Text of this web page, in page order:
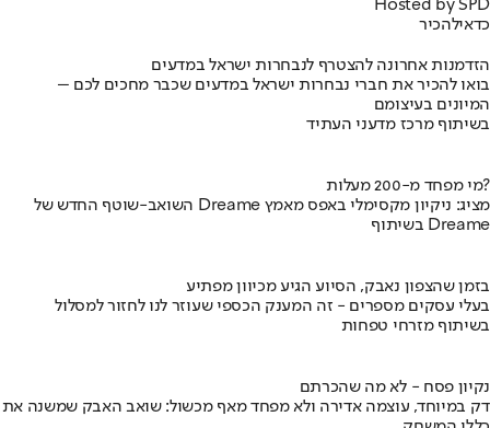
Hosted by SPD
כדאילהכיר
הזדמנות אחרונה להצטרף לנבחרות ישראל במדעים
בואו להכיר את חברי נבחרות ישראל במדעים שכבר מחכים לכם –
המיונים בעיצומם
בשיתוף מרכז מדעני העתיד
מי מפחד מ-200 מעלות?
השואב-שוטף החדש של Dreame מציג: ניקיון מקסימלי באפס מאמץ
בשיתוף Dreame
בזמן שהצפון נאבק, הסיוע הגיע מכיוון מפתיע
בעלי עסקים מספרים - זה המענק הכספי שעוזר לנו לחזור למסלול
בשיתוף מזרחי טפחות
נקיון פסח - לא מה שהכרתם
דק במיוחד, עוצמה אדירה ולא מפחד מאף מכשול: שואב האבק שמשנה את